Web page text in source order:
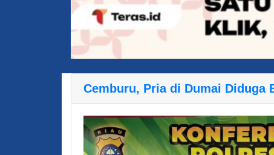
Cemburu, Pria di Dumai Diduga